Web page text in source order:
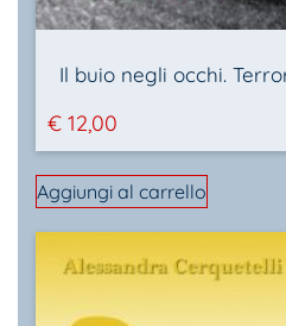
Il buio negli occhi.
€ 12,00
Aggiungi al carrello